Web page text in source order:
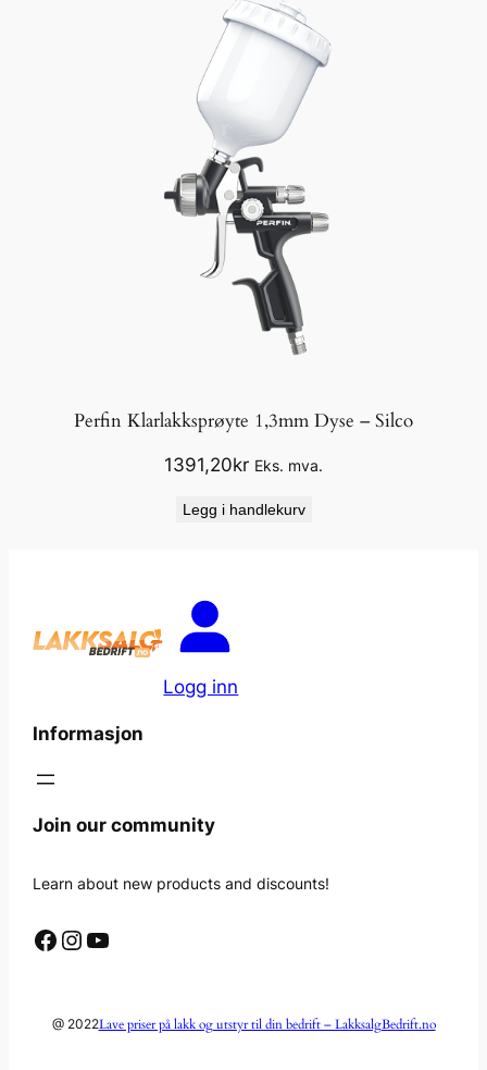
Perfin Klarlakksprøyte 1,3mm Dyse – Silco
1391,20kr Eks. mva.
Legg i handlekurv
Logg inn
Informasjon
Join our community
Learn about new products and discounts!
Facebook InstagramYouTube
@ 2022Lave priser på lakk og utstyr til din bedrift – LakksalgBedrift.no